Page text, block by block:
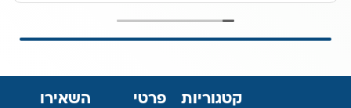
קטגוריות
פרטי
השאירו